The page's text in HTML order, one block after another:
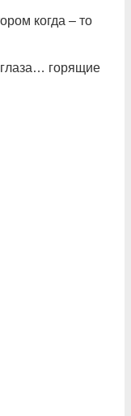
когда – то
глаза… горящие